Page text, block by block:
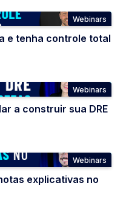
Webinars
e tenha controle total
Webinars
a construir sua DRE
Webinars
explicativas no